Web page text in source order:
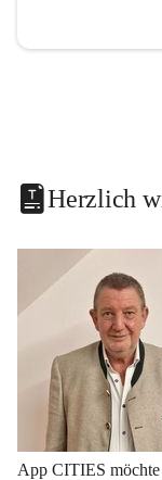
Herzlich
App CITIES möchte